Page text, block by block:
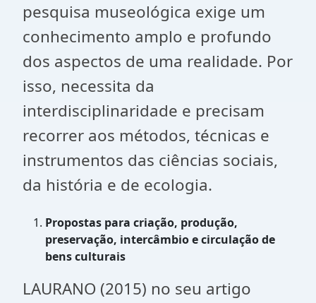
pesquisa museológica exige um
conhecimento amplo e profundo
dos aspectos de uma realidade. Por
isso, necessita da
interdisciplinaridade e precisam
recorrer aos métodos, técnicas e
instrumentos das ciências sociais,
da história e de ecologia.
Propostas para criação, produção,
preservação, intercâmbio e circulação de
bens culturais
LAURANO (2015) no seu artigo